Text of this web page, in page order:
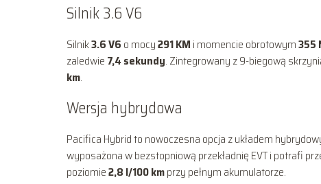
Silnik 3.6 V6
Silnik3.6 V6 o mocy291 KM i momencie obrotowym355
zaledwie 7,4 sekundy. Zintegrowany z 9-biegową
km.
Wersja hybrydowa
Pacifica Hybrid to nowoczesna opcja z układem
wyposażona w bezstopniową przekładnię EVT i potrafi
poziomie2,8 l/100 kmprzy pełnym akumulatorze.